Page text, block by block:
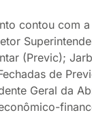
contou com
(Previc);
de
Geral da